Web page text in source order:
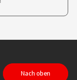
Nach oben